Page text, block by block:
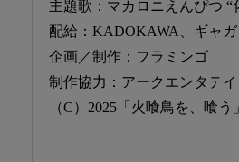
主題歌：マカロニえんぴつ “
配給：KADOKAWA、ギャガ
企画／制作：フラミンゴ
制作協力：アークエンタテイ
（C）2025「火喰鳥を、喰